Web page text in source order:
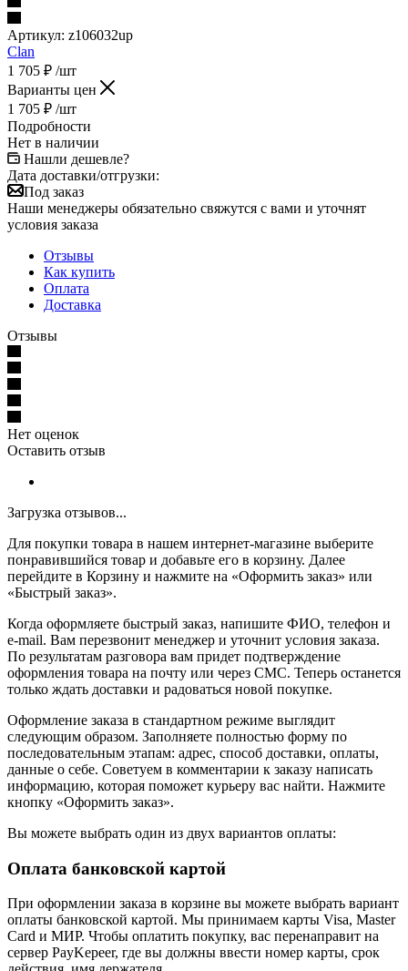
Артикул: z106032up
Clan
1 705 ₽ /шт
Варианты цен
1 705 ₽ /шт
Подробности
Нет в наличии
Нашли дешевле?
Дата доставки/отгрузки:
Под заказ
Наши менеджеры обязательно свяжутся с вами и уточнят
условия заказа
Отзывы
Как купить
Оплата
Доставка
Отзывы
Нет оценок
Оставить отзыв
Загрузка отзывов...
Для покупки товара в нашем интернет-магазине выберите
понравившийся товар и добавьте его в корзину. Далее
перейдите в Корзину и нажмите на «Оформить заказ» или
«Быстрый заказ».
Когда оформляете быстрый заказ, напишите ФИО, телефон и
e-mail. Вам перезвонит менеджер и уточнит условия заказа.
По результатам разговора вам придет подтверждение
оформления товара на почту или через СМС. Теперь останется
только ждать доставки и радоваться новой покупке.
Оформление заказа в стандартном режиме выглядит
следующим образом. Заполняете полностью форму по
последовательным этапам: адрес, способ доставки, оплаты,
данные о себе. Советуем в комментарии к заказу написать
информацию, которая поможет курьеру вас найти. Нажмите
кнопку «Оформить заказ».
Вы можете выбрать один из двух вариантов оплаты:
Оплата банковской картой
При оформлении заказа в корзине вы можете выбрать вариант
оплаты банковской картой. Мы принимаем карты Visa, Master
Card и МИР. Чтобы оплатить покупку, вас перенаправит на
сервер PayKepeer, где вы должны ввести номер карты, срок